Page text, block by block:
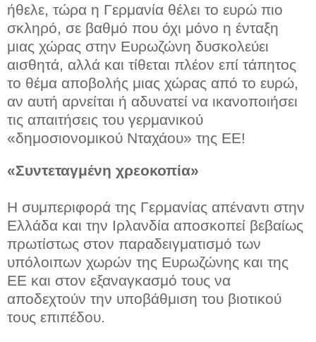
ήθελε, τώρα η Γερμανία θέλει το ευρώ πιο
σκληρό, σε βαθμό που όχι μόνο η ένταξη
μιας χώρας στην Ευρωζώνη δυσκολεύει
αισθητά, αλλά και τίθεται πλέον επί τάπητος
το θέμα αποβολής μιας χώρας από το ευρώ,
αν αυτή αρνείται ή αδυνατεί να ικανοποιήσει
τις απαιτήσεις του γερμανικού
«δημοσιονομικού Νταχάου» της ΕΕ!
«Συντεταγμένη χρεοκοπία»
Η συμπεριφορά της Γερμανίας απέναντι στην
Ελλάδα και την Ιρλανδία αποσκοπεί βεβαίως
πρωτίστως στον παραδειγματισμό των
υπόλοιπων χωρών της Ευρωζώνης και της
ΕΕ και στον εξαναγκασμό τους να
αποδεχτούν την υποβάθμιση του βιοτικού
τους επιπέδου.